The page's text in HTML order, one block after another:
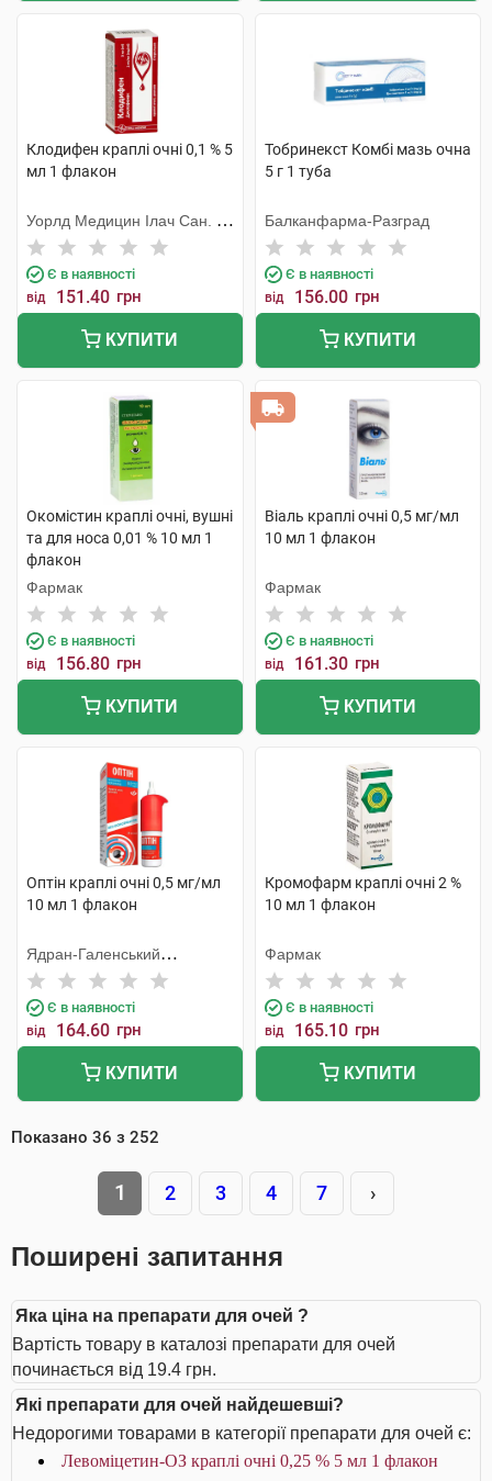
Клодифен краплі очні 0,1 % 5
мл 1 флакон
Уорлд Медицин Ілач Сан. Ве
Тідж
Є в наявності
від 151.40 грн
КУПИТИ
Тобринекст Комбі мазь очна
5 г 1 туба
Балканфарма-Разград
Є в наявності
від 156.00 грн
КУПИТИ
Окомістин краплі очні, вушні
та для носа 0,01 % 10 мл 1
флакон
Фармак
Є в наявності
від 156.80 грн
КУПИТИ
Віаль краплі очні 0,5 мг/мл
10 мл 1 флакон
Фармак
Є в наявності
від 161.30 грн
КУПИТИ
Оптін краплі очні 0,5 мг/мл
10 мл 1 флакон
Ядран-Галенський
Лабораторій
Є в наявності
від 164.60 грн
КУПИТИ
Кромофарм краплі очні 2 %
10 мл 1 флакон
Фармак
Є в наявності
від 165.10 грн
КУПИТИ
Показано 36 з 252
1 2 3 4 7 ›
Поширені запитання
Яка ціна на препарати для очей ?
Вартість товару в каталозі препарати для очей
починається від 19.4 грн.
Які препарати для очей найдешевші?
Недорогими товарами в категорії препарати для очей є:
Левоміцетин-ОЗ краплі очні 0,25 % 5 мл 1 флакон